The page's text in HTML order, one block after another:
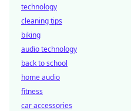
technology
cleaning tips
biking
audio technology
back to school
home audio
fitness
car accessories